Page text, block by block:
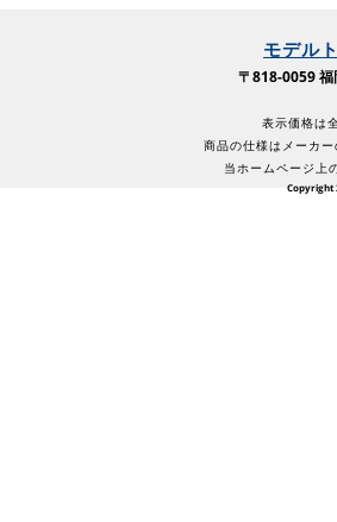
モデル
〒818-0059
表示価格は
商品の仕様はメーカ
当ホームページ上
Copyright